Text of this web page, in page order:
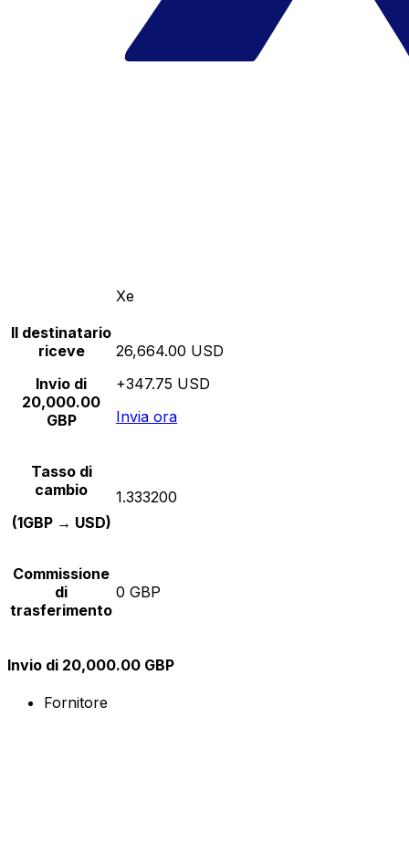
Xe
Il destinatario
riceve
Invio di
20,000.00
GBP
26,664.00 USD
+347.75 USD
Invia ora
Tasso di
cambio
(1GBP → USD)
1.333200
Commissione
di
trasferimento
0 GBP
Invio di 20,000.00 GBP
Fornitore